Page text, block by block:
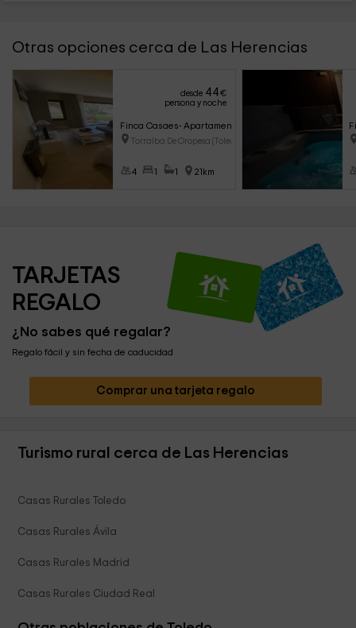
Otras opciones cerca de Las Herencias
desde 44€
persona y noche
Finca Casaes- Apartamento Oliana
Torralba De Oropesa (Toledo)
4 1 1 21km
TARJETAS
REGALO
¿No sabes qué regalar?
Regalo fácil y sin fecha de caducidad
Comprar una tarjeta regalo
Turismo rural cerca de Las Herencias
Casas Rurales Toledo
Casas Rurales Ávila
Casas Rurales Madrid
Casas Rurales Ciudad Real